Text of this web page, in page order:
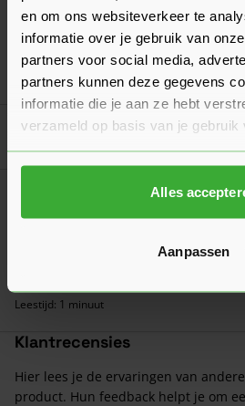
en om ons websiteverkeer te
informatie over je gebruik van
partners voor social media,
partners kunnen deze gegevens
informatie die je aan ze hebt
verzameld op basis van je gebruik
Alles
Aanpassen
VinyPlus
Verkrijgbaar in 25
Nu32,15per stuk
Goed voorbereid aan de slag
VinyPlus montage
Lees onze tips en adviezen en
stappenplan VinyPlus gevelbekleding.
Leestijd: 1 minuut
Klantrecensies
Hier lees je de ervaringen van
product. Hun feedback helpt je om